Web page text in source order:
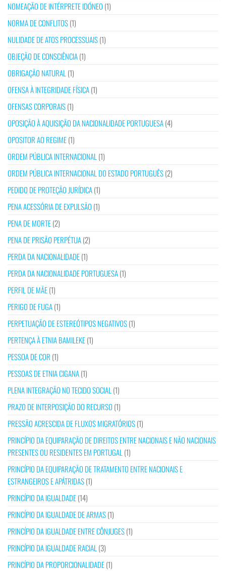
NOMEAÇÃO DE INTÉRPRETE IDÓNEO (1)
NORMA DE CONFLITOS(1)
NULIDADE DE ATOS PROCESSUAIS(1)
OBJEÇÃO DE CONSCIÊNCIA(1)
OBRIGAÇÃO NATURAL (1)
OFENSA À INTEGRIDADE FÍSICA(1)
OFENSAS CORPORAIS(1)
OPOSIÇÃO À AQUISIÇÃO DA NACIONALIDADE PORTUGUESA(4)
OPOSITOR AO REGIME(1)
ORDEM PÚBLICA INTERNACIONAL (1)
ORDEM PÚBLICA INTERNACIONAL DO ESTADO PORTUGUÊS(2)
PEDIDO DE PROTEÇÃO JURÍDICA(1)
PENA ACESSÓRIA DE EXPULSÃO (1)
PENA DE MORTE(2)
PENA DE PRISÃO PERPÉTUA(2)
PERDA DA NACIONALIDADE(1)
PERDA DA NACIONALIDADE PORTUGUESA(1)
PERFIL DE MÃE(1)
PERIGO DE FUGA(1)
PERPETUAÇÃO DE ESTEREÓTIPOS NEGATIVOS(1)
PERTENÇA À ETNIA BAMILEKE(1)
PESSOA DE COR (1)
PESSOAS DE ETNIA CIGANA(1)
PLENA INTEGRAÇÃO NO TECIDO SOCIAL (1)
PRAZO DE INTERPOSIÇÃO DO RECURSO (1)
PRESSÃO ACRESCIDA DE FLUXOS MIGRATÓRIOS(1)
PRINCÍPIO DA EQUIPARAÇÃO DE DIREITOS ENTRE NACIONAIS E NÃO NACIONAIS
PRESENTES OU RESIDENTES EM PORTUGAL (1)
PRINCÍPIO DA EQUIPARAÇÃO DE TRATAMENTO ENTRE NACIONAIS E
ESTRANGEIROS E APÁTRIDAS(1)
PRINCÍPIO DA IGUALDADE(14)
PRINCÍPIO DA IGUALDADE DE ARMAS(1)
PRINCÍPIO DA IGUALDADE ENTRE CÔNJUGES(1)
PRINCÍPIO DA IGUALDADE RACIAL (3)
PRINCÍPIO DA PROPORCIONALIDADE(1)